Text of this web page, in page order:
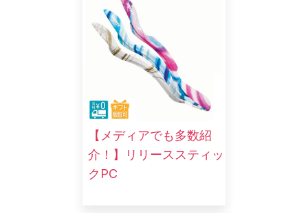
【メディアでも多数紹
介！】リリーススティッ
クPC